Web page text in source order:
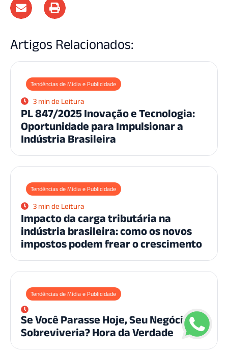
Artigos Relacionados:
Tendências de Mídia e Publicidade
3 min de Leitura
PL 847/2025 Inovação e Tecnologia:
Oportunidade para Impulsionar a
Indústria Brasileira
Tendências de Mídia e Publicidade
3 min de Leitura
Impacto da carga tributária na
indústria brasileira: como os novos
impostos podem frear o crescimento
Tendências de Mídia e Publicidade
Se Você Parasse Hoje, Seu Negócio
Sobreviveria? Hora da Verdade